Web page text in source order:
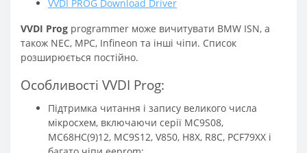
VVDI PROG Download Driver
VVDI Prog programmer може вичитувати BMW ISN, а
також NEC, MPC, Infineon та інші чіпи. Список
розширюється постійно.
Особливості VVDI Prog:
Підтримка читання і запису великого числа
мікросхем, включаючи серії MC9S08,
MC68HC(9)12, MC9S12, V850, H8X, R8C, PCF79XX і